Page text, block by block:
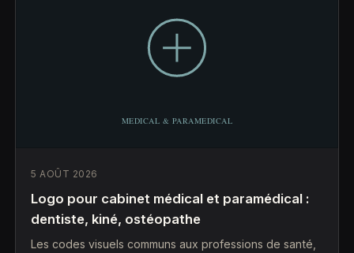
5 AOÛT 2026
Logo pour cabinet médical et paramédical :
dentiste, kiné, ostéopathe
Les codes visuels communs aux professions de santé,